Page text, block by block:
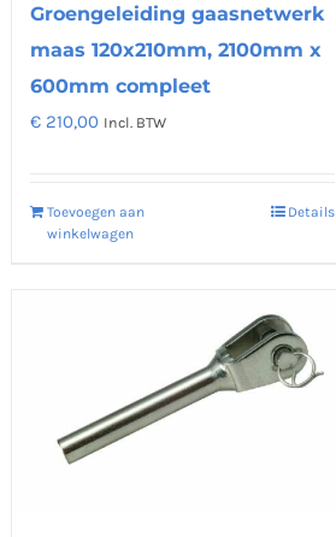
Groengeleiding gaasnetwerk
maas 120x210mm, 2100mm x
600mm compleet
€ 210,00 Incl. BTW
Toevoegen aan
winkelwagen
Details